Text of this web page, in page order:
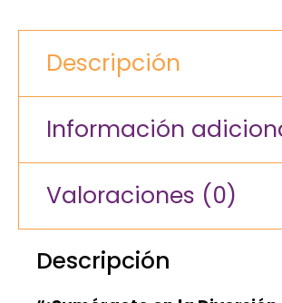
Descripción
Información
Valoraciones (0)
Descripción